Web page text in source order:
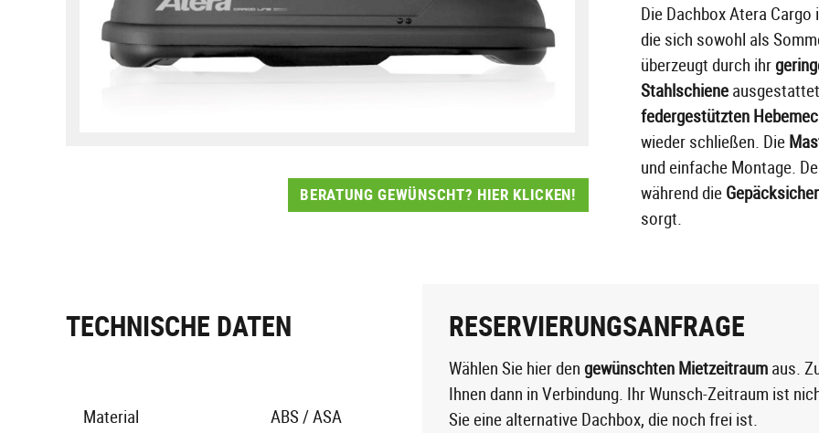
BERATUNG GEWÜNSCHT? HIER KLICKEN!
Die Dachbox Atera
die sich sowohl als
überzeugt durch ihr
Stahlschiene
federgestützten
wieder schließen. Die
und einfache Montage.
während die
sorgt.
TECHNISCHE DATEN
Material ABS / ASA
RESERVIERUNGSANFRAGE
Wählen Sie hier den gewünschten Mietzeitraumaus.
Ihnen dann in Verbindung. Ihr Wunsch-Zeitraum ist
Sie eine alternative Dachbox, die noch frei ist.